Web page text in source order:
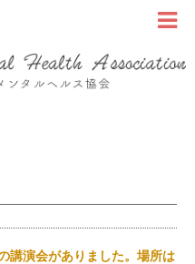
講演会がありました。場所は